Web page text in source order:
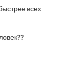
всех